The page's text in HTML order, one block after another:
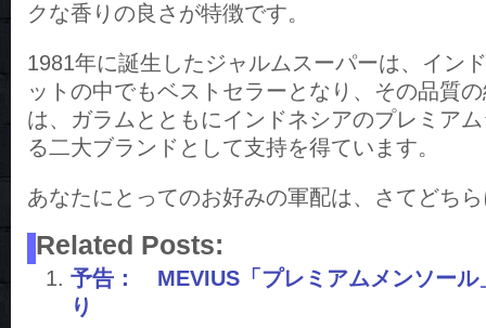
クな香りの良さが特徴です。
1981年に誕生したジャルムスーパーは、イン
ットの中でもベストセラーとなり、その品質
は、ガラムとともにインドネシアのプレミア
る二大ブランドとして支持を得ています。
あなたにとってのお好みの軍配は、さてどち
Related Posts:
予告： MEVIUS「プレミアムメンソール
り